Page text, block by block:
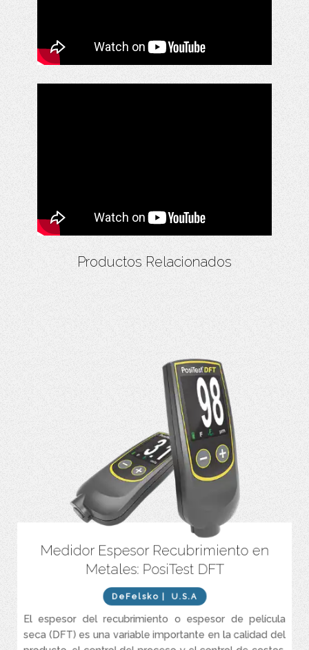
Productos Relacionados
Medidor Espesor Recubrimiento en
Metales: PosiTest DFT
DeFelsko| U.S.A
El espesor del recubrimiento o espesor de película
seca (DFT) es una variable importante en la calidad del
Mediciones rápidas y repetibles: más de 60 lecturas por minuto
Listo para medir: no se requieren ajustes para la mayoría de las
Promedio en pantalla para hasta 99 lecturas
Sonda fuerte y resistente al desgaste con punta de rubí